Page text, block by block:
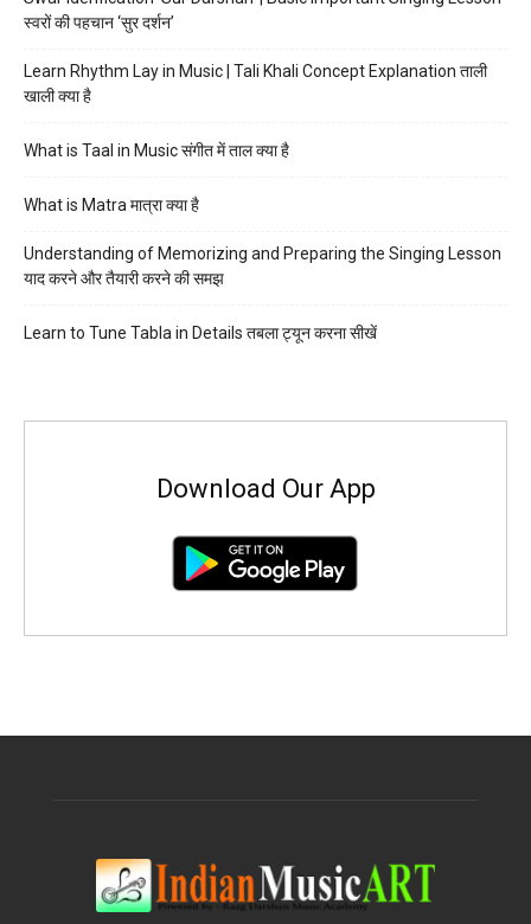
स्वरों की पहचान ‘सुर दर्शन’
Learn Rhythm Lay in Music | Tali Khali Concept Explanation ताली
खाली क्या है
What is Taal in Music संगीत में ताल क्या है
What is Matra मात्रा क्या है
Understanding of Memorizing and Preparing the Singing Lesson
याद करने और तैयारी करने की समझ
Learn to Tune Tabla in Details तबला ट्यून करना सीखें
Download Our App